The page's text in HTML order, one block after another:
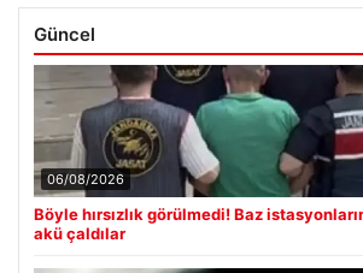
Güncel
06/08/2026
Böyle hırsızlık görülmedi! Baz
akü çaldılar